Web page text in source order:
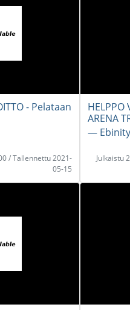
- Pelataan
/ Tallennettu 2021-
05-15
HELPPO
ARENA
― Ebinity
Julkaistu